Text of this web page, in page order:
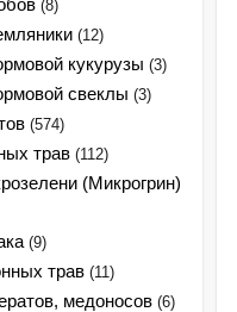
(8)
(12)
кукурузы (3)
свеклы (3)
(574)
трав (112)
(Микрогрин)
(9)
трав (11)
медоносов (6)